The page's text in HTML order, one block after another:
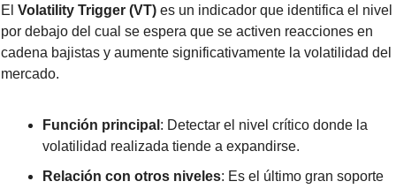
El Volatility Trigger (VT) es un indicador que identifica el nivel
por debajo del cual se espera que se activen reacciones en
cadena bajistas y aumente significativamente la volatilidad del
mercado.
Función principal : Detectar el nivel crítico donde la
volatilidad realizada tiende a expandirse.
Relación con otros niveles: Es el último gran soporte